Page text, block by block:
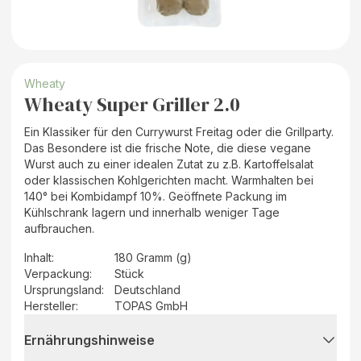
Wheaty
Wheaty Super Griller 2.0
Ein Klassiker für den Currywurst Freitag oder die Grillparty.
Das Besondere ist die frische Note, die diese vegane
Wurst auch zu einer idealen Zutat zu z.B. Kartoffelsalat
oder klassischen Kohlgerichten macht. Warmhalten bei
140° bei Kombidampf 10%. Geöffnete Packung im
Kühlschrank lagern und innerhalb weniger Tage
aufbrauchen.
Inhalt:
180 Gramm (g)
Verpackung:
Stück
Ursprungsland:
Deutschland
Hersteller: TOPAS GmbH
Ernährungshinweise